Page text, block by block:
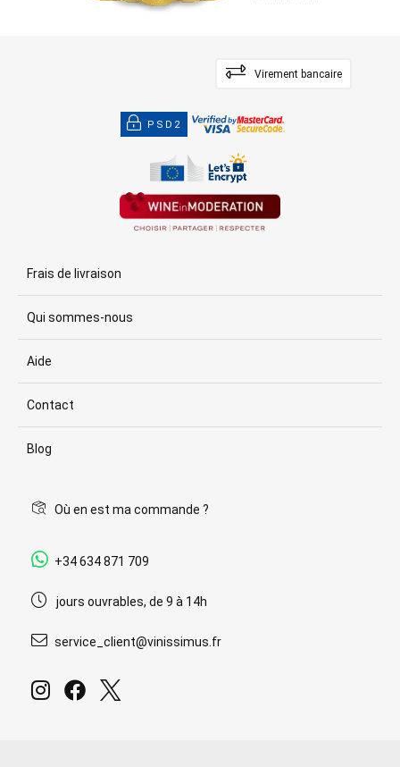
Virement bancaire
PSD2
Frais de livraison
Qui sommes-nous
Aide
Contact
Blog
Où en est ma commande ?
+34 634 871 709
jours ouvrables, de 9 à 14h
service_client@vinissimus.fr